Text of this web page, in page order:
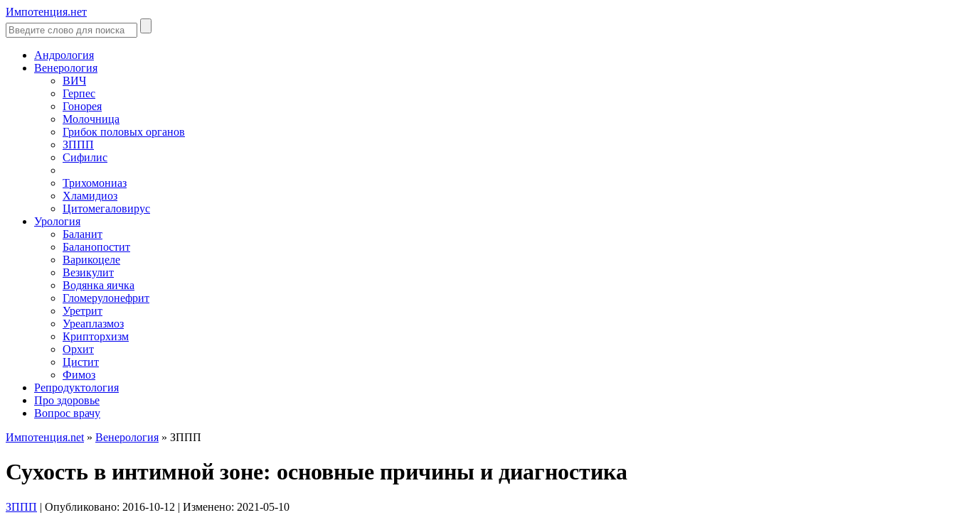
Импотенция.нет
Андрология
Венерология
ВИЧ
Герпес
Гонорея
Молочница
Грибок половых органов
ЗППП
Сифилис
Трихомониаз
Хламидиоз
Цитомегаловирус
Урология
Баланит
Баланопостит
Варикоцеле
Везикулит
Водянка яичка
Гломерулонефрит
Уретрит
Уреаплазмоз
Крипторхизм
Орхит
Цистит
Фимоз
Репродуктология
Про здоровье
Вопрос врачу
Импотенция.net » Венерология » ЗППП
Сухость в интимной зоне: основные причины и диагностика
ЗППП | Опубликовано: 2016-10-12 | Изменено: 2021-05-10